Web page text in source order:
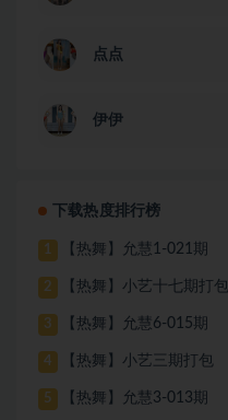
点点
伊伊
下载热度排行榜
1 【热舞】允慧1-021期
2 【热舞】小艺十七期打包
3 【热舞】允慧6-015期
4 【热舞】小艺三期打包
5 【热舞】允慧3-013期